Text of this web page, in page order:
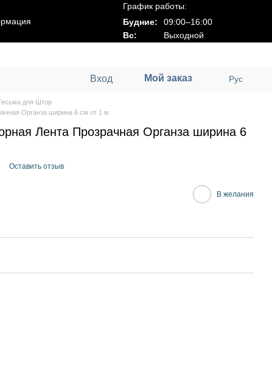
График работы:
Будние:
09:00–16:00
Вс:
Выходной
Вход Мой заказ Рус
для Штор
Органза ширина 6 см от 1 м
Лента Прозрачная Органза ширина 6
Оставить отзыв
В желания